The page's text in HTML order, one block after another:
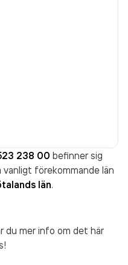
238 00 befinner sig
vanligt förekommande län
län.
du mer info om det här